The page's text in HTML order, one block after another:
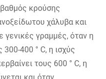
κρούσης
χάλυβα και
γενικές γραμμές, όταν η
400 ° C, η ισχύς
τους 600 ° C, η